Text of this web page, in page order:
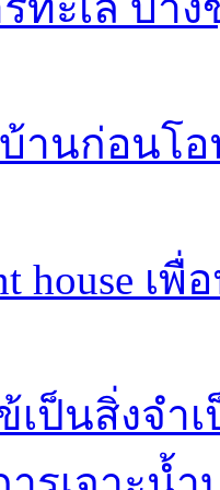
านก่อนโ
house
เป็นสิ่งจำ